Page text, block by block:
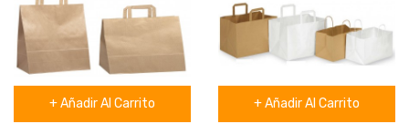
+ Añadir Al Carrito + Añadir Al Carrito